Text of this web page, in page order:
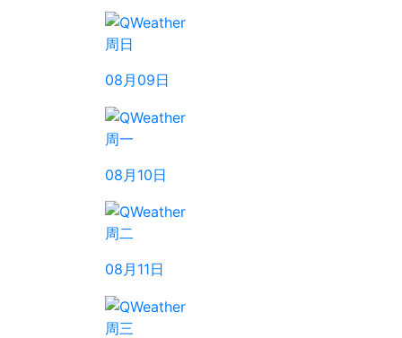
周日
08月09日
周一
08月10日
周二
08月11日
周三